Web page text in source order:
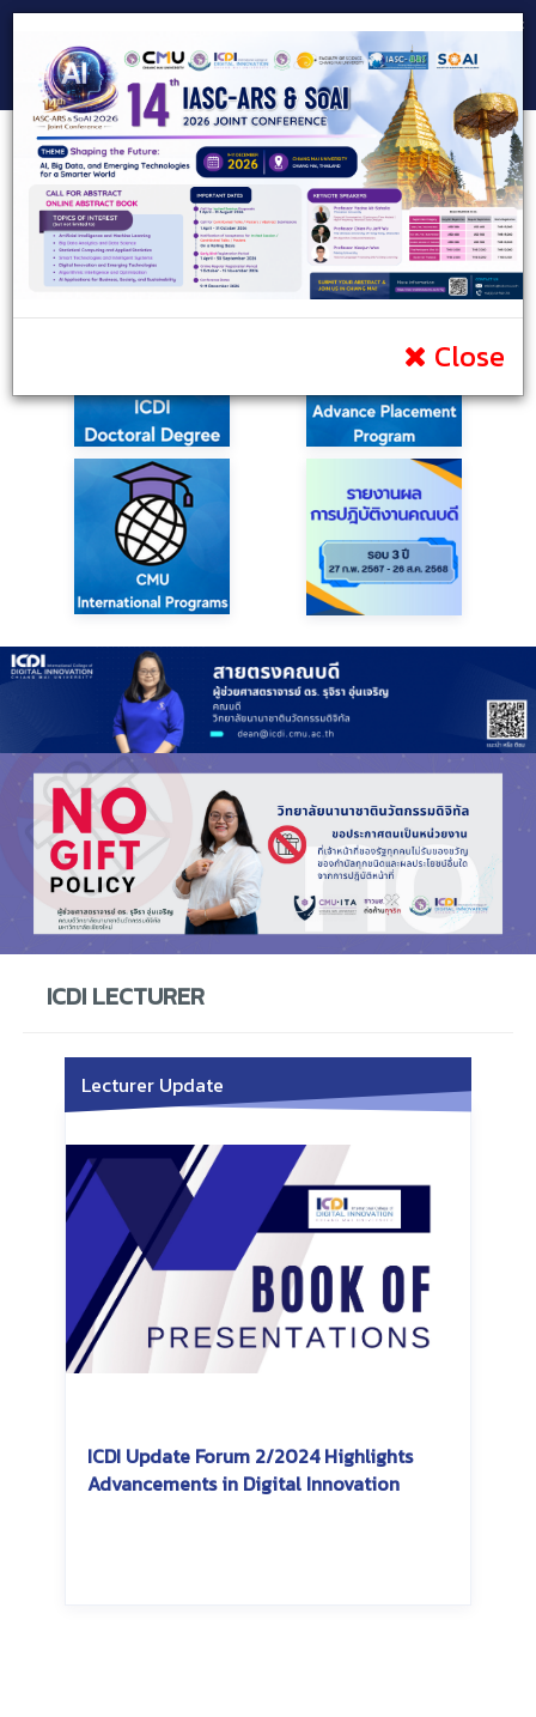
Public
Infomation
Portal Contact
ICDI LECTURER
Lecturer Update
ICDI Update Forum 2/2024 Highlights
Advancements in Digital Innovation
Close